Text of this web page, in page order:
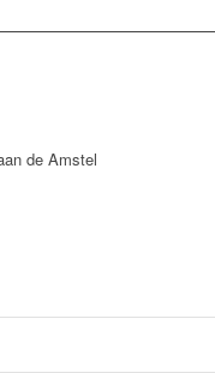
de Amstel